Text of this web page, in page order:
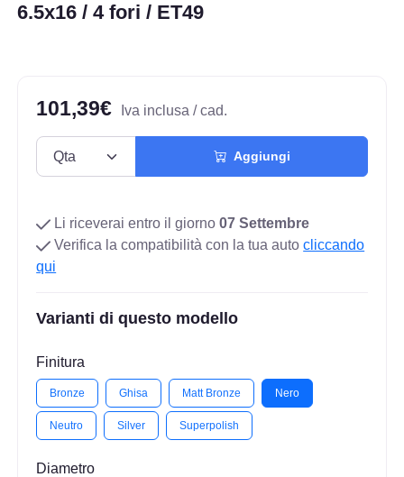
6.5x16 / 4 fori / ET49
101,39€ Iva inclusa / cad.
Aggiungi
Li riceverai entro il giorno07 Settembre
Verifica la compatibilità con la tua autocliccando
qui
Varianti di questo modello
Finitura
Bronze Ghisa Matt Bronze Nero
Neutro Silver Superpolish
Diametro